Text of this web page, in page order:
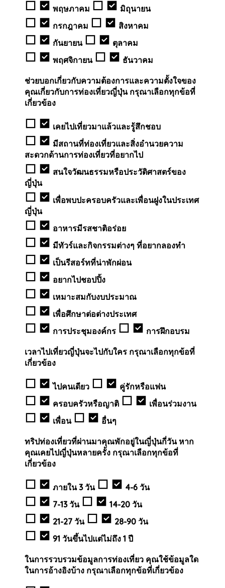
พฤษภาคม
มิถุนายน
กรกฎาคม
สิงหาคม
กันยายน
ตุลาคม
พฤศจิกายน
ธันวาคม
ช่วยบอกเกี่ยวกับความต้องการและความตั้งใจของ
คุณเกี่ยวกับการท่องเที่ยวญี่ปุ่น กรุณาเลือกทุกข้อที่
เกี่ยวข้อง
เคยไปเที่ยวมาแล้วและรู้สึกชอบ
มีสถานที่ท่องเที่ยวและสิ่งอำนวยความ
สะดวกด้านการท่องเที่ยวที่อยากไป
สนใจวัฒนธรรมหรือประวัติศาสตร์ของ
ญี่ปุ่น
เพื่อพบปะครอบครัวและเพื่อนฝูงในประเทศ
ญี่ปุ่น
อาหารมีรสชาติอร่อย
มีทัวร์และกิจกรรมต่างๆ ที่อยากลองทำ
เป็นรีสอร์ทที่น่าพักผ่อน
อยากไปชอปปิ้ง
เหมาะสมกับงบประมาณ
เพื่อศึกษาต่อต่างประเทศ
การประชุมองค์กร
การฝึกอบรม
เวลาไปเที่ยวญี่ปุ่นจะไปกับใคร กรุณาเลือกทุกข้อที่
เกี่ยวข้อง
ไปคนเดียว
คู่รักหรือแฟน
ครอบครัวหรือญาติ
เพื่อนร่วมงาน
เพื่อน
อื่นๆ
ทริปท่องเที่ยวที่ผ่านมาคุณพักอยู่ในญี่ปุ่นกี่วัน หาก
คุณเคยไปญี่ปุ่นหลายครั้ง กรุณาเลือกทุกข้อที่
เกี่ยวข้อง
ภายใน 3 วัน
4-6 วัน
7-13 วัน
14-20 วัน
21-27 วัน
28-90 วัน
91 วันขึ้นไปแต่ไม่ถึง 1 ปี
ในการรวบรวมข้อมูลการท่องเที่ยว คุณใช้ข้อมูลใด
ในการอ้างอิงบ้าง กรุณาเลือกทุกข้อที่เกี่ยวข้อง